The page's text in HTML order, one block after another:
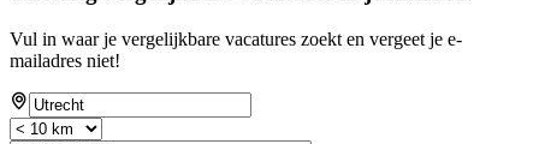
Vul in waar je vergelijkbare vacatures zoekt en vergeet je e-
mailadres niet!